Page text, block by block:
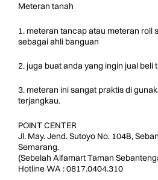
Meteran tanah
1. meteran tancap atau meteran roll
sebagai ahli banguan
2. juga buat anda yang ingin jual beli
3. meteran ini sangat praktis di
terjangkau.
POINT CENTER
Jl. May. Jend. Sutoyo No. 104B,
Semarang.
(Sebelah Alfamart Taman
Hotline WA : 0817.0404.310